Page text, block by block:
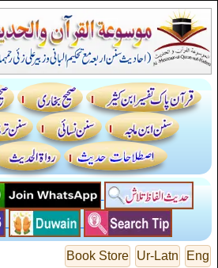
Eng
Ur-Latn
Book Store